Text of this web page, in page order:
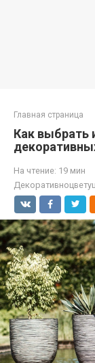
Главная страница
Как выбрать
На чтение: 19 мин